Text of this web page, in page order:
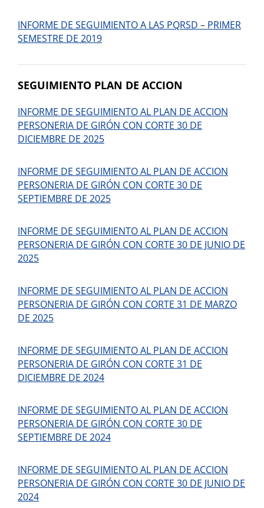
INFORME DE SEGUIMIENTO A LAS PQRSD – PRIMER
SEMESTRE DE 2019
SEGUIMIENTO PLAN DE ACCION
INFORME DE SEGUIMIENTO AL PLAN DE ACCION
PERSONERIA DE GIRÓN CON CORTE 30 DE
DICIEMBRE DE 2025
INFORME DE SEGUIMIENTO AL PLAN DE ACCION
PERSONERIA DE GIRÓN CON CORTE 30 DE
SEPTIEMBRE DE 2025
INFORME DE SEGUIMIENTO AL PLAN DE ACCION
PERSONERIA DE GIRÓN CON CORTE 30 DE JUNIO DE
2025
INFORME DE SEGUIMIENTO AL PLAN DE ACCION
PERSONERIA DE GIRÓN CON CORTE 31 DE MARZO
DE 2025
INFORME DE SEGUIMIENTO AL PLAN DE ACCION
PERSONERIA DE GIRÓN CON CORTE 31 DE
DICIEMBRE DE 2024
INFORME DE SEGUIMIENTO AL PLAN DE ACCION
PERSONERIA DE GIRÓN CON CORTE 30 DE
SEPTIEMBRE DE 2024
INFORME DE SEGUIMIENTO AL PLAN DE ACCION
PERSONERIA DE GIRÓN CON CORTE 30 DE JUNIO DE
2024